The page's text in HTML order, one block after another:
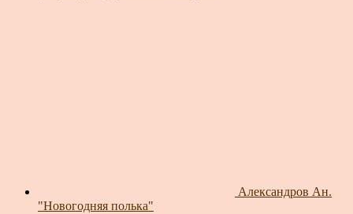
Александров Ан.
"Новогодняя полька"